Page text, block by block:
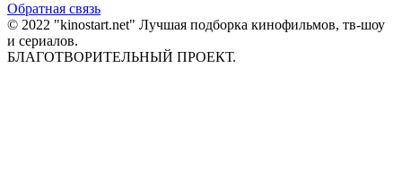
Обратная связь
© 2022 "kinostart.net" Лучшая подборка кинофильмов, тв-шоу
и сериалов.
БЛАГОТВОРИТЕЛЬНЫЙ ПРОЕКТ.